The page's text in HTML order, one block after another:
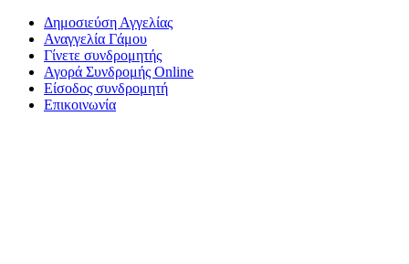
Δημοσιεύση Αγγελίας
Αναγγελία Γάμου
Γίνετε συνδρομητής
Αγορά Συνδρομής Online
Είσοδος συνδρομητή
Επικοινωνία